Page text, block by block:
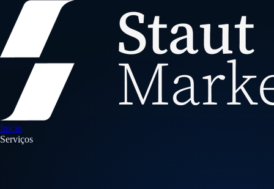
Início
Serviços